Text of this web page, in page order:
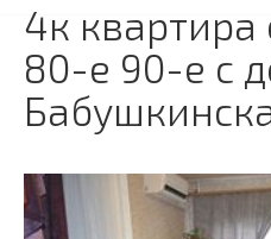
4к квартира
80-е 90-е с